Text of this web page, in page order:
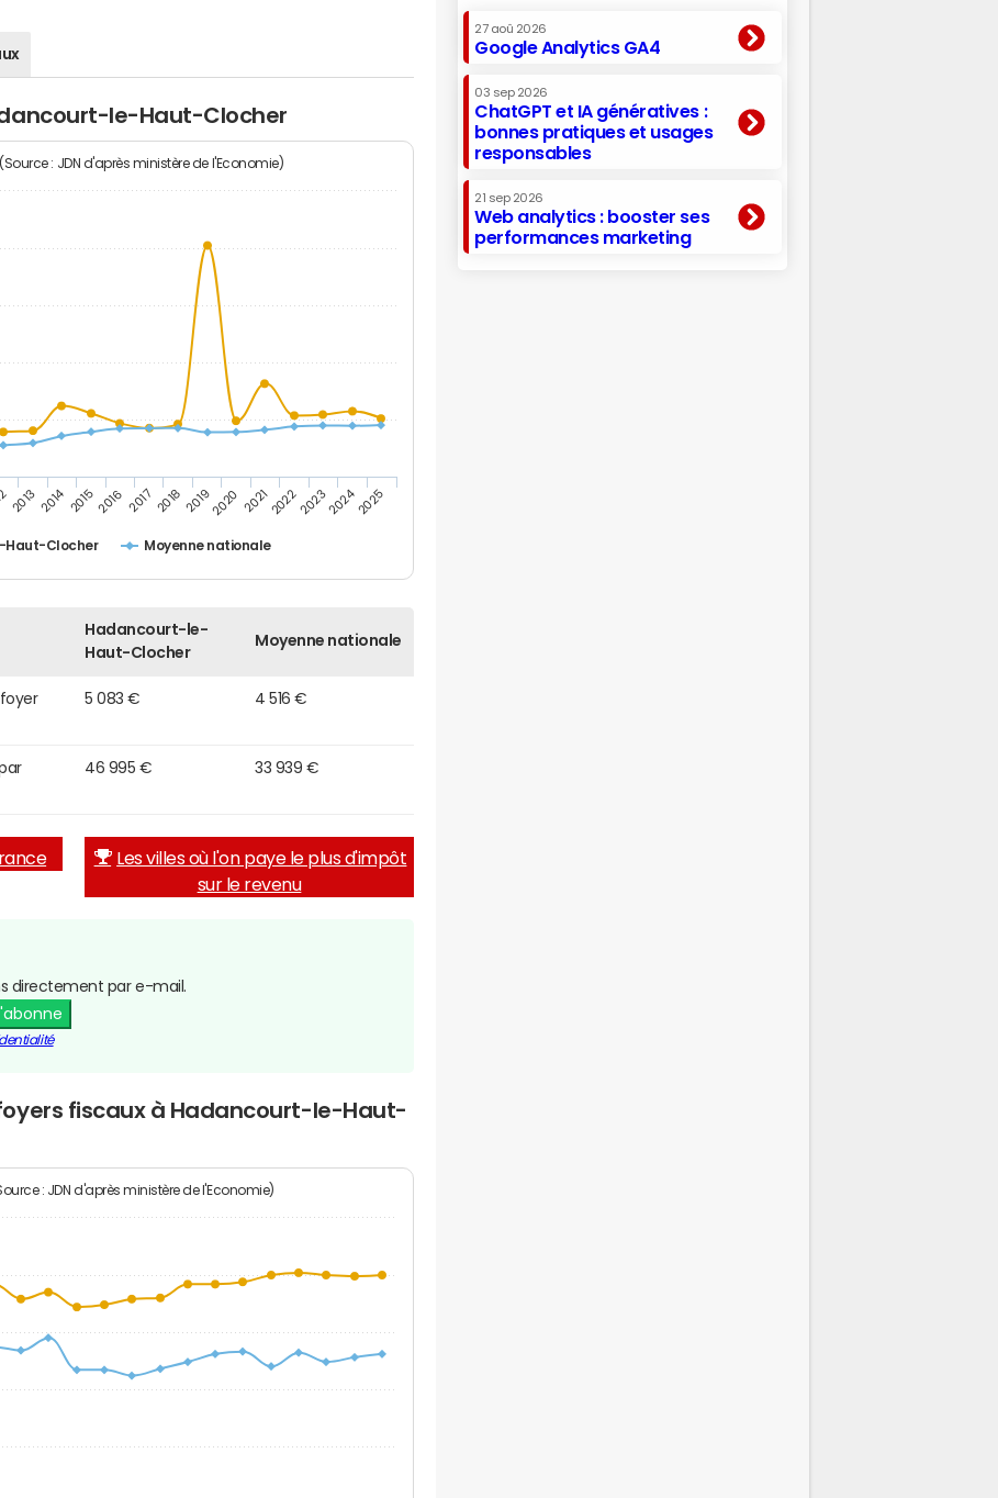
le-Haut-Clocher
: JDN d'après ministère de l'Economie)
Haut-Clocher Moyenne nationale
20132014 20152016 2017 201820192020 20212022202320242025
Hadancourt-le-
Haut-Clocher
Moyenne nationale
5 083 € 4 516 €
46 995 € 33 939 €
Les villes où l'on paye le plus d'impôt
sur le revenu
directement par e-mail.
fiscaux à Hadancourt-le-Haut-
: JDN d'après ministère de l'Economie)
27 aoû 2026
Google Analytics GA4
03 sep 2026
ChatGPT et IA génératives :
bonnes pratiques et usages
responsables
21 sep 2026
Web analytics : booster ses
performances marketing